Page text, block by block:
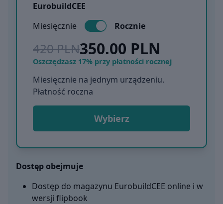
EurobuildCEE
Miesięcznie
Rocznie
420 PLN350.00 PLN
Oszczędzasz 17% przy płatności rocznej
Miesięcznie na jednym urządzeniu.
Płatność roczna
Wybierz
Dostęp obejmuje
Dostęp do magazynu EurobuildCEE online i w
wersji flipbook